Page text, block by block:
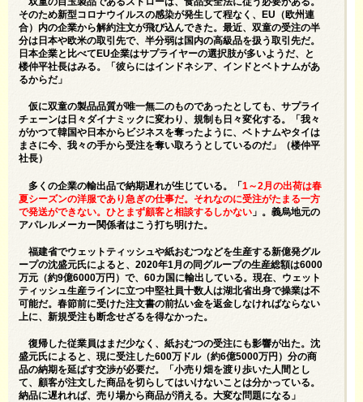
そのため新型コロナウイルスの感染が発生して程なく、EU（欧州連
合）内の企業から解約注文が飛び込んできた。最近、双童の受注の半
分は日本や欧米の取引先で、半分弱は国内の高級品を扱う取引先だ。
日本企業と比べてEU企業はサプライヤーの選択肢が多いようだ、と
楼仲平社長はみる。「彼らにはインドネシア、インドとベトナムがあ
るからだ」
仮に双童の製品品質が唯一無二のものであったとしても、サプライ
チェーンは日々ダイナミックに変わり、規制も日々変化する。「我々
がかつて韓国や日本からビジネスを奪ったように、ベトナムやタイは
まさに今、我々の手から受注を奪い取ろうとしているのだ」（楼仲平
社長）
多くの企業の輸出品で納期遅れが生じている。「1～2月の出荷は春
夏シーズンの洋服であり急ぎの仕事だ。それなのに受注がたまる一方
で発送ができない。ひとまず顧客と相談するしかない 」。義烏地元の
アパレルメーカー関係者はこう打ち明けた。
福建省でウェットティッシュや紙おむつなどを生産する新億発グル
ープの沈盛元氏によると、2020年1月の同グループの生産総額は6000
万元（約9億6000万円）で、60カ国に輸出している。現在、ウェット
ティッシュ生産ラインに立つ中堅社員十数人は湖北省出身で操業は不
可能だ。春節前に受けた注文書の前払い金を返金しなければならない
上に、新規受注も断念せざるを得なかった。
復帰した従業員はまだ少なく、紙おむつの受注にも影響が出た。沈
盛元氏によると、現に受注した600万ドル（約6億5000万円）分の商
品の納期を延ばす交渉が必要だ。「小売り畑を渡り歩いた人間とし
て、顧客が注文した商品を切らしてはいけないことは分かっている。
納品に遅れれば、売り場から商品が消える。大変な問題になる」